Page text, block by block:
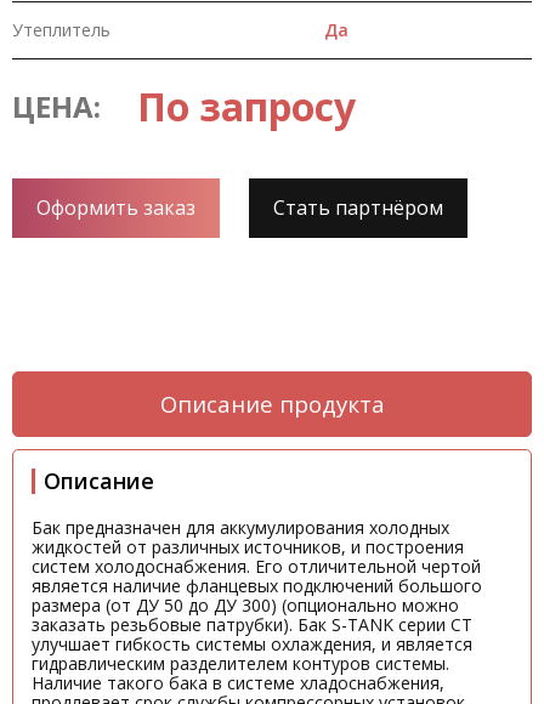
Утеплитель Да
ЦЕНА: По запросу
Оформить заказ Стать партнёром
Описание продукта
Описание
Бак предназначен для аккумулирования холодных
жидкостей от различных источников, и построения
систем холодоснабжения. Его отличительной чертой
является наличие фланцевых подключений большого
размера (от ДУ 50 до ДУ 300) (опционально можно
заказать резьбовые патрубки). Бак S-TANK серии СT
улучшает гибкость системы охлаждения, и является
гидравлическим разделителем контуров системы.
Наличие такого бака в системе хладоснабжения,